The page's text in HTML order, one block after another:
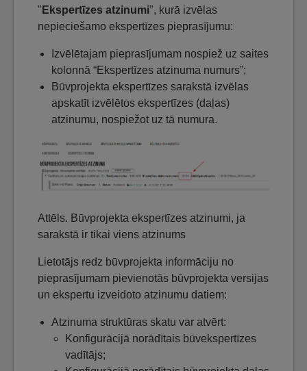
" Ekspertīzes atzinumi", kurā izvēlas
nepieciešamo ekspertīzes pieprasījumu:
Izvēlētajam pieprasījumam nospiež uz saites
kolonnā “Ekspertīzes atzinuma numurs”;
Būvprojekta ekspertīzes sarakstā izvēlas
apskatīt izvēlētos ekspertīzes (daļas)
atzinumu, nospiežot uz tā numura.
Attēls. Būvprojekta ekspertīzes atzinumi, ja
sarakstā ir tikai viens atzinums
Lietotājs redz būvprojekta informāciju no
pieprasījumam pievienotās būvprojekta versijas
un ekspertu izveidoto atzinumu datiem:
Atzinuma struktūras skatu var atvērt:
Konfigurācijā norādītais būvekspertīzes
vadītājs;